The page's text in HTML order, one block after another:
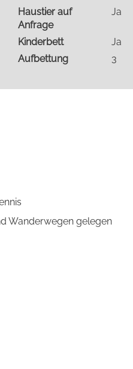
Haustier auf
Anfrage
Ja
Kinderbett
Ja
Aufbettung
3
Wanderwegen gelegen